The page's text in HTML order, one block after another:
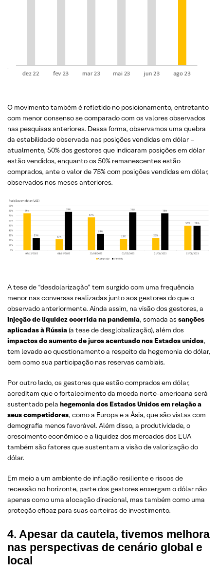
O movimento também é refletido no posicionamento, entretanto
com menor consenso se comparado com os valores observados
nas pesquisas anteriores. Dessa forma, observamos uma quebra
da estabilidade observada nas posições vendidas em dólar –
atualmente, 50% dos gestores que indicaram posições em dólar
estão vendidos, enquanto os 50% remanescentes estão
comprados, ante o valor de 75% com posições vendidas em dólar,
observados nos meses anteriores.
A tese de “desdolarização” tem surgido com uma frequência
menor nas conversas realizadas junto aos gestores do que o
observado anteriormente. Ainda assim, na visão dos gestores, a
injeção de liquidez ocorrida na pandemia, somada as sanções
aplicadas à Rússia(a tese de desglobalização), além dos
impactos do aumento de juros acentuado nos Estados unidos,
tem levado ao questionamento a respeito da hegemonia do dólar,
bem como sua participação nas reservas cambiais.
Por outro lado, os gestores que estão comprados em dólar,
acreditam que o fortalecimento da moeda norte-americana será
sustentado pela hegemonia dos Estados Unidos em relação a
seus competidores, como a Europa e a Ásia, que são vistas com
demografia menos favorável. Além disso, a produtividade, o
crescimento econômico e a liquidez dos mercados dos EUA
também são fatores que sustentam a visão de valorização do
dólar.
Em meio a um ambiente de inflação resiliente e riscos de
recessão no horizonte, parte dos gestores enxergam o dólar não
apenas como uma alocação direcional, mas também como uma
proteção eficaz para suas carteiras de investimento.
4. Apesar da cautela, tivemos melhora
nas perspectivas de cenário global e
local